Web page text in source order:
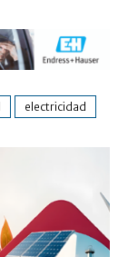
electricidad